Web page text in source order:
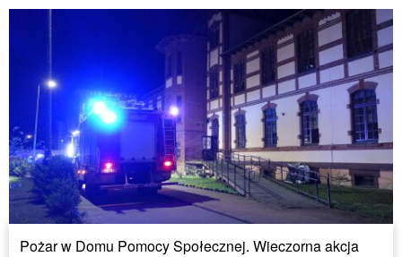
Pożar w Domu Pomocy Społecznej. Wieczorna akcja